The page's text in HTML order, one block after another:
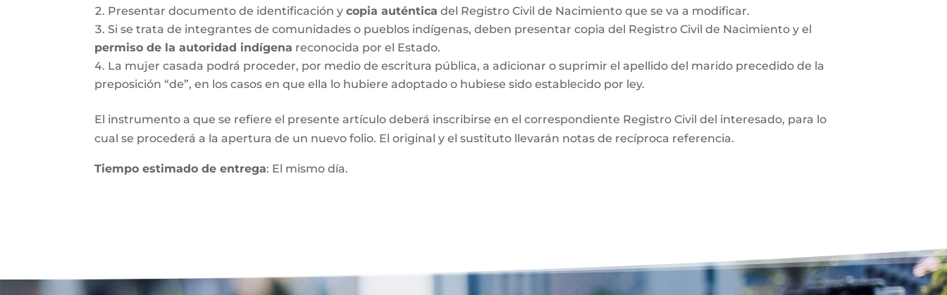
Presentar documento de identificación ycopia auténtica del Registro Civil de Nacimiento que se va a modificar.
Si se trata de integrantes de comunidades o pueblos indígenas, deben presentar copia del Registro Civil de Nacimiento y el
permiso de la autoridad indígena reconocida por el Estado.
La mujer casada podrá proceder, por medio de escritura pública, a adicionar o suprimir el apellido del marido precedido de la
preposición “de”, en los casos en que ella lo hubiere adoptado o hubiese sido establecido por ley.
El instrumento a que se refiere el presente artículo deberá inscribirse en el correspondiente Registro Civil del interesado, para lo
cual se procederá a la apertura de un nuevo folio. El original y el sustituto llevarán notas de recíproca referencia.
Tiempo estimado de entrega: El mismo día.